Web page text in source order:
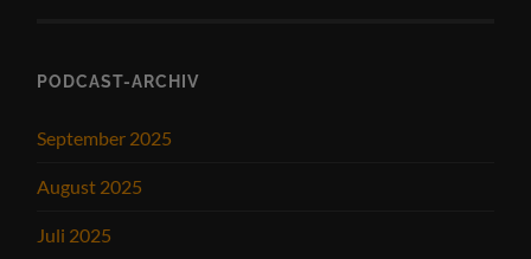
PODCAST-ARCHIV
September 2025
August 2025
Juli 2025